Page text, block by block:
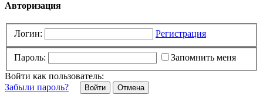
Авторизация
Логин: Регистрация
Пароль:
Запомнить меня
Войти как пользователь:
Забыли пароль?
Отмена